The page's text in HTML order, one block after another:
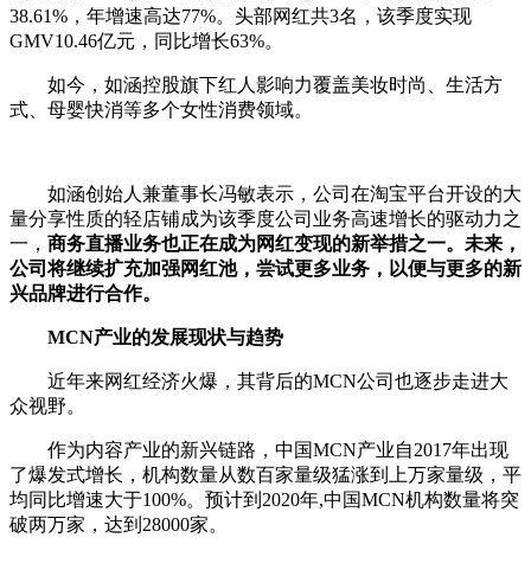
38.61%，年增速高达77%。头部网红共3名，该季度实现
GMV10.46亿元，同比增长63%。
如今，如涵控股旗下红人影响力覆盖美妆时尚、生活方
式、母婴快消等多个女性消费领域。
如涵创始人兼董事长冯敏表示，公司在淘宝平台开设的大
量分享性质的轻店铺成为该季度公司业务高速增长的驱动力之
一， 商务直播业务也正在成为网红变现的新举措之一。未来，
公司将继续扩充加强网红池，尝试更多业务，以便与更多的新
兴品牌进行合作。
MCN产业的发展现状与趋势
近年来网红经济火爆，其背后的MCN公司也逐步走进大
众视野。
作为内容产业的新兴链路，中国MCN产业自2017年出现
了爆发式增长，机构数量从数百家量级猛涨到上万家量级，平
均同比增速大于100%。预计到2020年,中国MCN机构数量将突
破两万家，达到28000家。